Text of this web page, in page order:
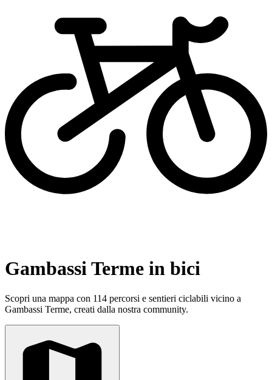
Gambassi Terme in bici
Scopri una mappa con 114 percorsi e sentieri ciclabili vicino a
Gambassi Terme, creati dalla nostra community.